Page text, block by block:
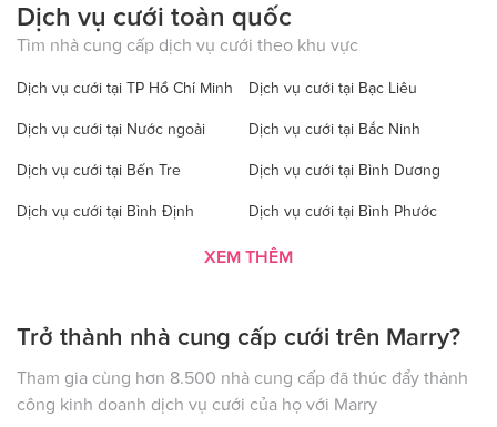
Dịch vụ cưới toàn quốc
Tìm nhà cung cấp dịch vụ cưới theo khu vực
Dịch vụ cưới tại TP Hồ Chí Minh Dịch vụ cưới tại Bạc Liêu
Dịch vụ cưới tại Nước ngoài Dịch vụ cưới tại Bắc Ninh
Dịch vụ cưới tại Bến Tre Dịch vụ cưới tại Bình Dương
Dịch vụ cưới tại Bình Định Dịch vụ cưới tại Bình Phước
Dịch vụ cưới tại Bình Thuận Dịch vụ cưới tại Cà Mau
Dịch vụ cưới tại Hà Nội Dịch vụ cưới tại Đăk Nông
Dịch vụ cưới tại Điện Biên Dịch vụ cưới tại Đồng Nai
Dịch vụ cưới tại Đồng Tháp Dịch vụ cưới tại Gia Lai
XEM THÊM
Trở thành nhà cung cấp cưới trên Marry?
Tham gia cùng hơn 8.500 nhà cung cấp đã thúc đẩy thành
công kinh doanh dịch vụ cưới của họ với Marry